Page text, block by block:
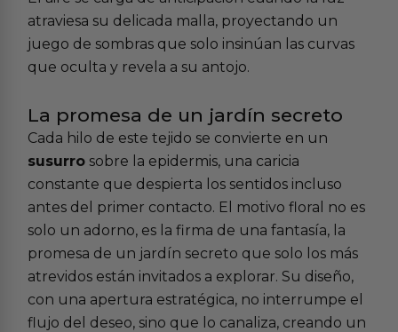
atraviesa su delicada malla, proyectando un
juego de sombras que solo insinúan las curvas
que oculta y revela a su antojo.
La promesa de un jardín secreto
Cada hilo de este tejido se convierte en un
susurro sobre la epidermis, una caricia
constante que despierta los sentidos incluso
antes del primer contacto. El motivo floral no es
solo un adorno, es la firma de una fantasía, la
promesa de un jardín secreto que solo los más
atrevidos están invitados a explorar. Su diseño,
con una apertura estratégica, no interrumpe el
flujo del deseo, sino que lo canaliza, creando un